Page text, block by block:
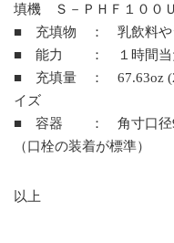
填機 Ｓ－ＰＨＦ１００
■ 充填物 ： 乳飲料や
■ 能力 ： １時間当た
■ 充填量 ： 67.63oz
イズ
■ 容器 ： 角寸口径
（口栓の装着が標準）
以上